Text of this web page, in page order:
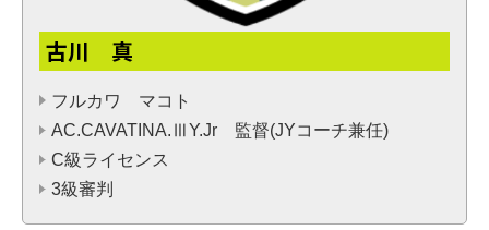
古川 真
フルカワ マコト
AC.CAVATINA.ⅢY.Jr 監督(JYコーチ兼任)
C級ライセンス
3級審判